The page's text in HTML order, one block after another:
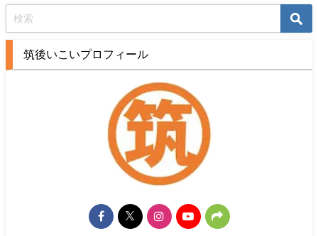
筑後いこいプロフィール